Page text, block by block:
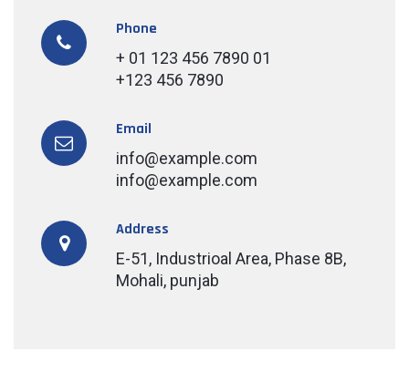
Phone
+ 01 123 456 7890 01
+123 456 7890
Email
info@example.com
info@example.com
Address
E-51, Industrioal Area, Phase 8B,
Mohali, punjab